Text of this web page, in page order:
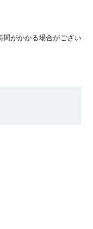
間がかかる場合がござい